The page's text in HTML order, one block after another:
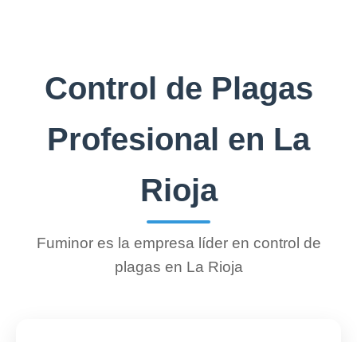
Control de Plagas
Profesional en La
Rioja
Fuminor es la empresa líder en control de
plagas en La Rioja